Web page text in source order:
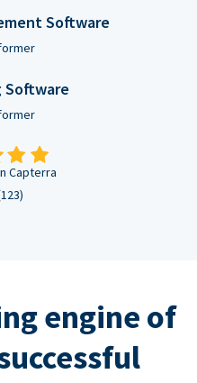
Software
Software
Capterra
engine of